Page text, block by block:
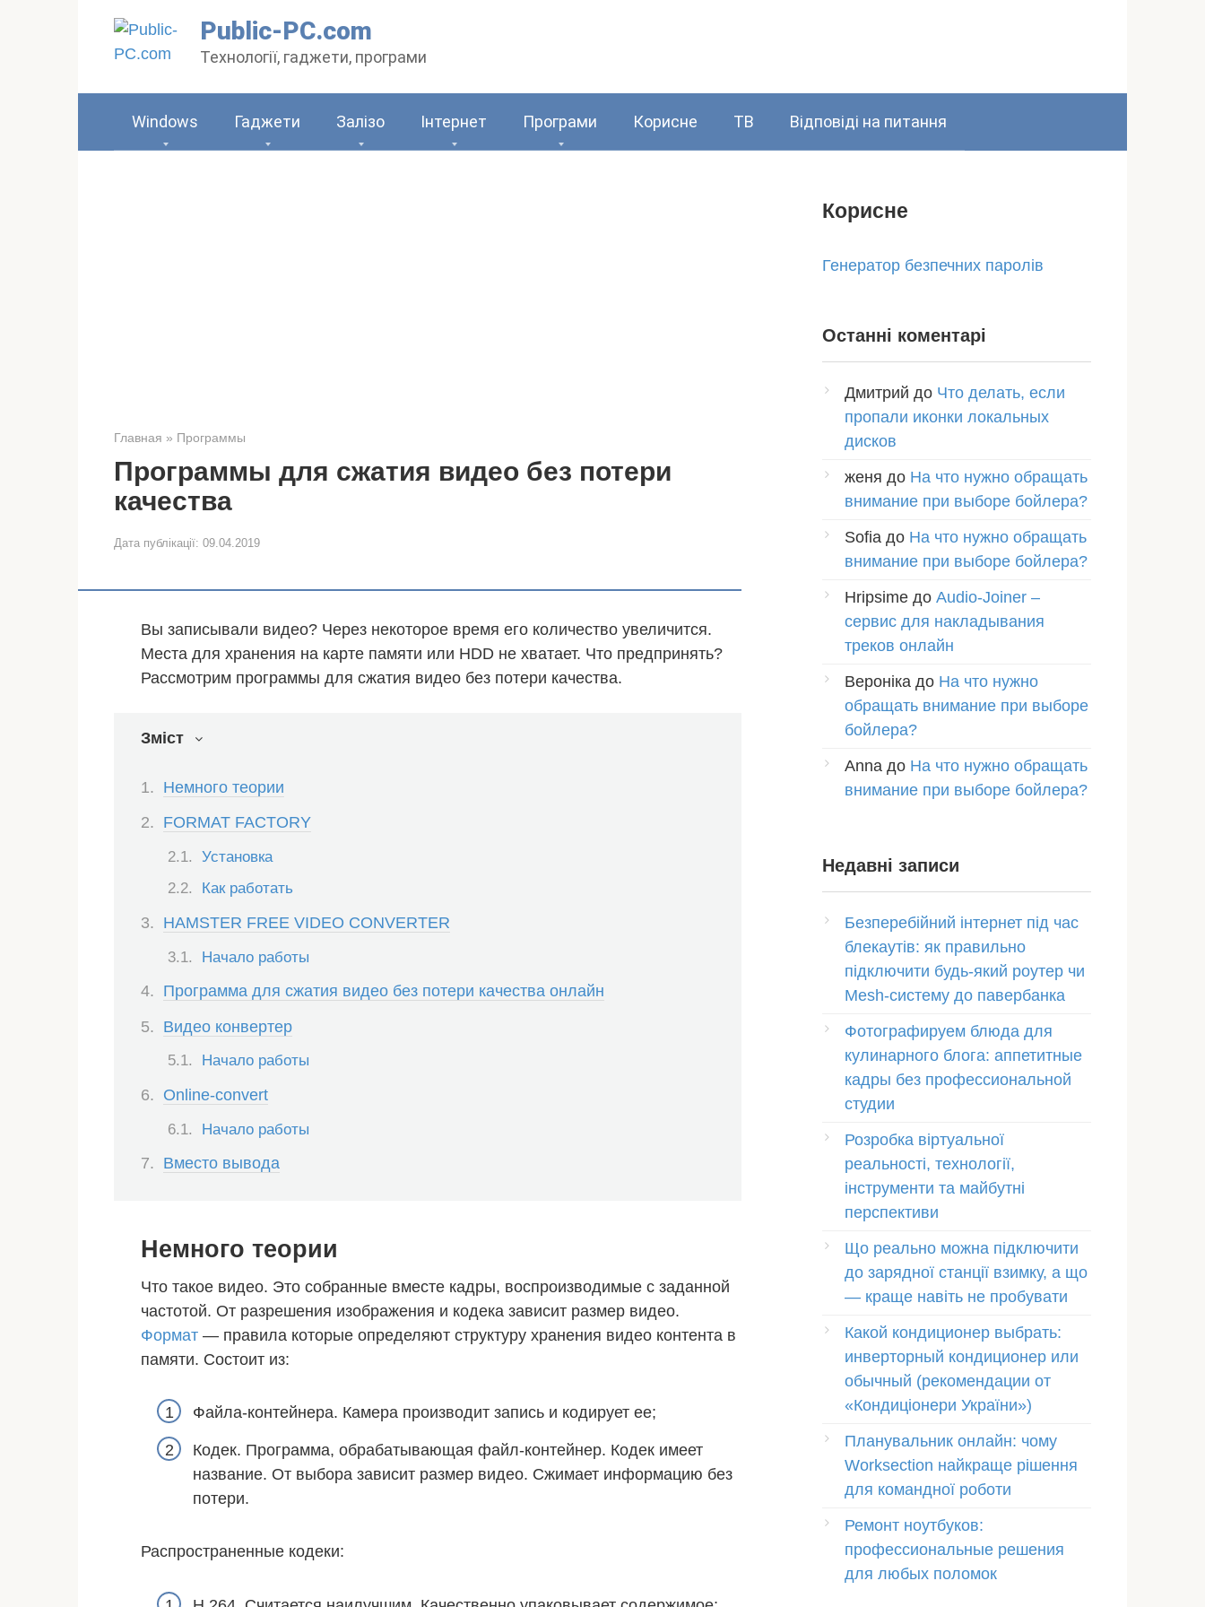
Public-PC.com
Технології, гаджети, програми
Windows Гаджети Залізо Інтернет Програми Корисне ТВ Відповіді на питання
Главная » Программы
Программы для сжатия видео без потери
качества
Дата публікації: 09.04.2019
Вы записывали видео? Через некоторое время его количество увеличится.
Места для хранения на карте памяти или HDD не хватает. Что предпринять?
Рассмотрим программы для сжатия видео без потери качества.
Зміст
Немного теории
FORMAT FACTORY
Установка
Как работать
HAMSTER FREE VIDEO CONVERTER
Начало работы
Программа для сжатия видео без потери качества онлайн
Видео конвертер
Начало работы
Online-convert
Начало работы
Вместо вывода
Немного теории
Что такое видео. Это собранные вместе кадры, воспроизводимые с заданной
частотой. От разрешения изображения и кодека зависит размер видео.
Формат — правила которые определяют структуру хранения видео контента в
памяти. Состоит из:
Файла-контейнера. Камера производит запись и кодирует ее;
Кодек. Программа, обрабатывающая файл-контейнер. Кодек имеет
название. От выбора зависит размер видео. Сжимает информацию без
потери.
Распространенные кодеки:
Корисне
Генератор безпечних паролів
Останні коментарі
Дмитрий до Что делать, если
пропали иконки локальных
дисков
женя до На что нужно обращать
внимание при выборе бойлера?
Sofia до На что нужно обращать
внимание при выборе бойлера?
Hripsime до Audio-Joiner –
сервис для накладывания
треков онлайн
Вероніка до На что нужно
обращать внимание при выборе
бойлера?
Anna до На что нужно обращать
внимание при выборе бойлера?
Недавні записи
Безперебійний інтернет під час
блекаутів: як правильно
підключити будь-який роутер чи
Mesh-систему до павербанка
Фотографируем блюда для
кулинарного блога: аппетитные
кадры без профессиональной
студии
Розробка віртуальної
реальності, технології,
інструменти та майбутні
перспективи
Що реально можна підключити
до зарядної станції взимку, а що
— краще навіть не пробувати
Какой кондиционер выбрать:
инверторный кондиционер или
обычный (рекомендации от
«Кондиціонери України»)
Планувальник онлайн: чому
Worksection найкраще рішення
для командної роботи
Ремонт ноутбуков:
профессиональные решения
для любых поломок